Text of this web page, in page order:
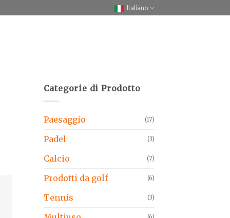
Italiano
Categorie di Prodotto
Paesaggio (17)
Padel (3)
Calcio (7)
Prodotti da golf (6)
Tennis (3)